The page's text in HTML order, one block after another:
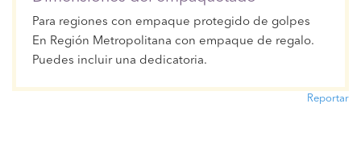
Para regiones con empaque protegido de golpes
En Región Metropolitana con empaque de regalo.
Puedes incluir una dedicatoria.
Reportar